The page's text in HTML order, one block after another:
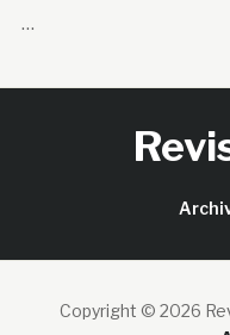
…
Copyright © 2026